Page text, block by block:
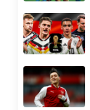
Unmute
Vali Bamozo